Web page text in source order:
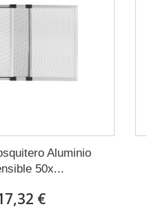
Aluminio
50x...
€